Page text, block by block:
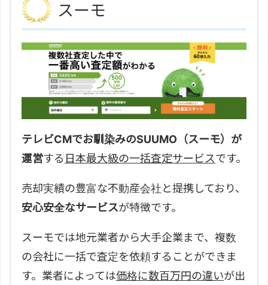
スーモ
テレビCMでお馴染みのSUUMO（スーモ）が
運営する 日本最大級の一括査定サービスです。
売却実績の豊富な不動産会社と提携しており、
安心安全なサービスが特徴です。
スーモでは地元業者から大手企業まで、複数
の会社に一括で査定を依頼することができま
す。業者によっては価格に数百万円の違いが出